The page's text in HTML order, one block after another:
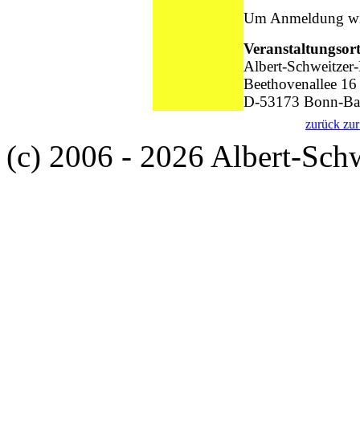
Um Anmeldung
Albert-
Beethovenallee 16
D-53173 Bonn-
zurück
(c) 2006 - 2026 Albert-